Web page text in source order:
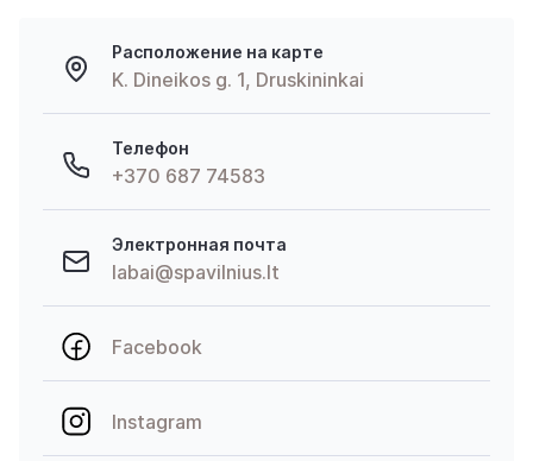
Расположение на карте
K. Dineikos g. 1, Druskininkai
Телефон
+370 687 74583
Электронная почта
labai@spavilnius.lt
Facebook
Instagram